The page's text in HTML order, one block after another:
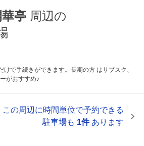
亭 周辺の
けで手続きができます。長期の方 はサブスク、
がおすすめ♪
この周辺に時間単位で予約できる
駐車場も 1件あります